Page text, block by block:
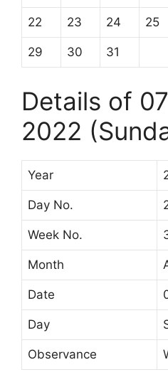
22 23 24 25
29 30 31
Details of
2022
Year
Day No.
Week No.
Month
Date
Day
Observance